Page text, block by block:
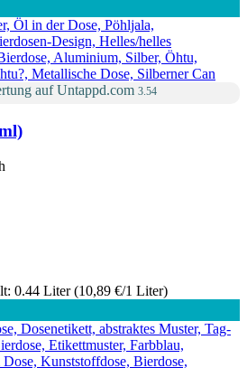
3.54
0.44 Liter (10,89 €/1 Liter)